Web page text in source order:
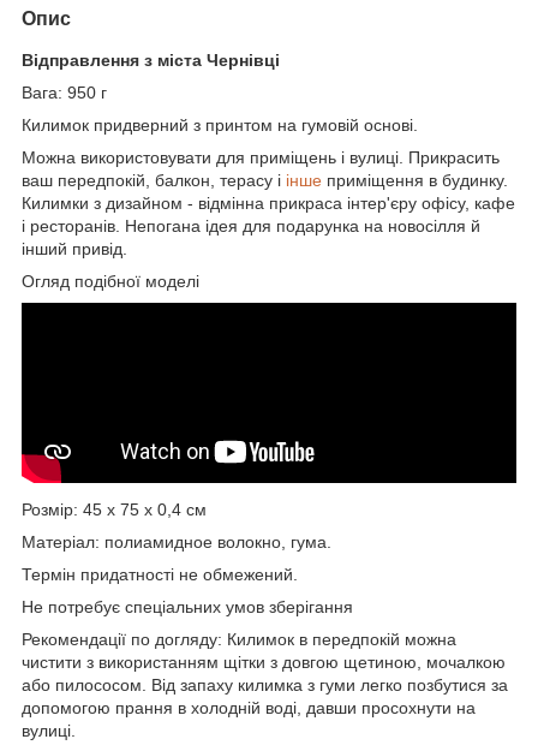
Опис
Відправлення з міста Чернівці
Вага: 950 г
Килимок придверний з принтом на гумовій основі.
Можна використовувати для приміщень і вулиці. Прикрасить
ваш передпокій, балкон, терасу і інше приміщення в будинку.
Килимки з дизайном - відмінна прикраса інтер'єру офісу, кафе
і ресторанів. Непогана ідея для подарунка на новосілля й
інший привід.
Огляд подібної моделі
Розмір: 45 х 75 х 0,4 см
Матеріал: полиамидное волокно, гума.
Термін придатності не обмежений.
Не потребує спеціальних умов зберігання
Рекомендації по догляду: Килимок в передпокій можна
чистити з використанням щітки з довгою щетиною, мочалкою
або пилососом. Від запаху килимка з гуми легко позбутися за
допомогою прання в холодній воді, давши просохнути на
вулиці.